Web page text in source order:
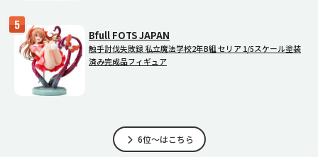
Bfull FOTS JAPAN
触手討伐失敗録 私立魔法学校2年B組 セリア 1/5スケール塗装
済み完成品フィギュア
6位～はこちら